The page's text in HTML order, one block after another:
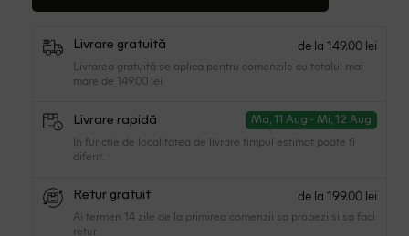
Livrare gratuită de la 149.00 lei
Livrarea gratuită se aplica pentru comenzile cu totalul mai
mare de 149.00 lei
Livrare rapidă Ma, 11 Aug - Mi, 12 Aug
In functie de localitatea de livrare timpul estimat poate fi
diferit.
Retur gratuit de la 199.00 lei
Ai termen 14 zile de la primirea comenzii sa probezi si sa faci
retur.